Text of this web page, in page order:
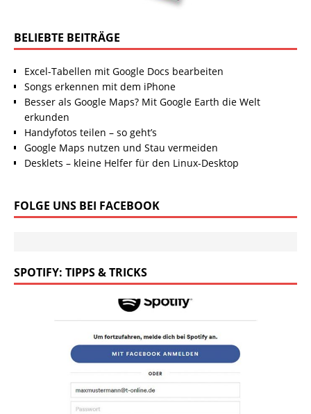
BELIEBTE BEITRÄGE
Excel-Tabellen mit Google Docs bearbeiten
Songs erkennen mit dem iPhone
Besser als Google Maps? Mit Google Earth die Welt
erkunden
Handyfotos teilen – so geht’s
Google Maps nutzen und Stau vermeiden
Desklets – kleine Helfer für den Linux-Desktop
FOLGE UNS BEI FACEBOOK
SPOTIFY: TIPPS & TRICKS